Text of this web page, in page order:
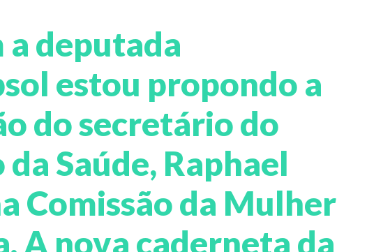
a deputada
estou propondo a
do secretário do
Saúde, Raphael
Comissão da Mulher
A nova caderneta da